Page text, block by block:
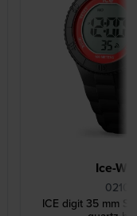
Ice-
ICE digit 35 mm